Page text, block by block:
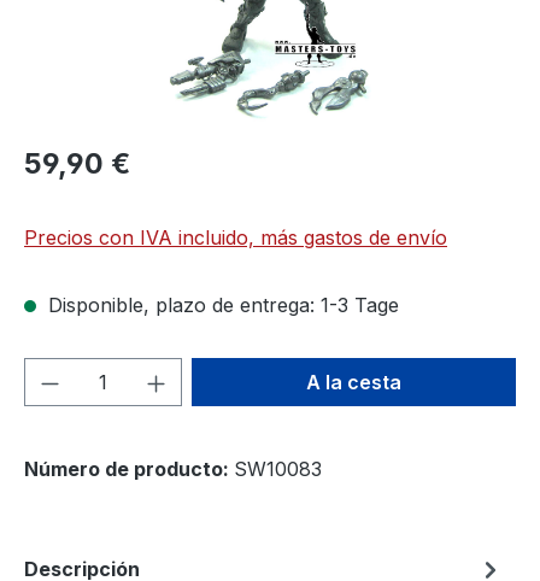
59,90 €
Precios con IVA incluido, más gastos de envío
Disponible, plazo de entrega: 1-3 Tage
Cantidad del producto: introduce la
A la cesta
Número de producto: SW10083
Descripción